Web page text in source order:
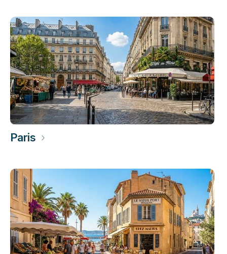
Paris ›